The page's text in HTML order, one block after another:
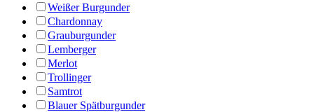
Weißer Burgunder
Chardonnay
Grauburgunder
Lemberger
Merlot
Trollinger
Samtrot
Blauer Spätburgunder